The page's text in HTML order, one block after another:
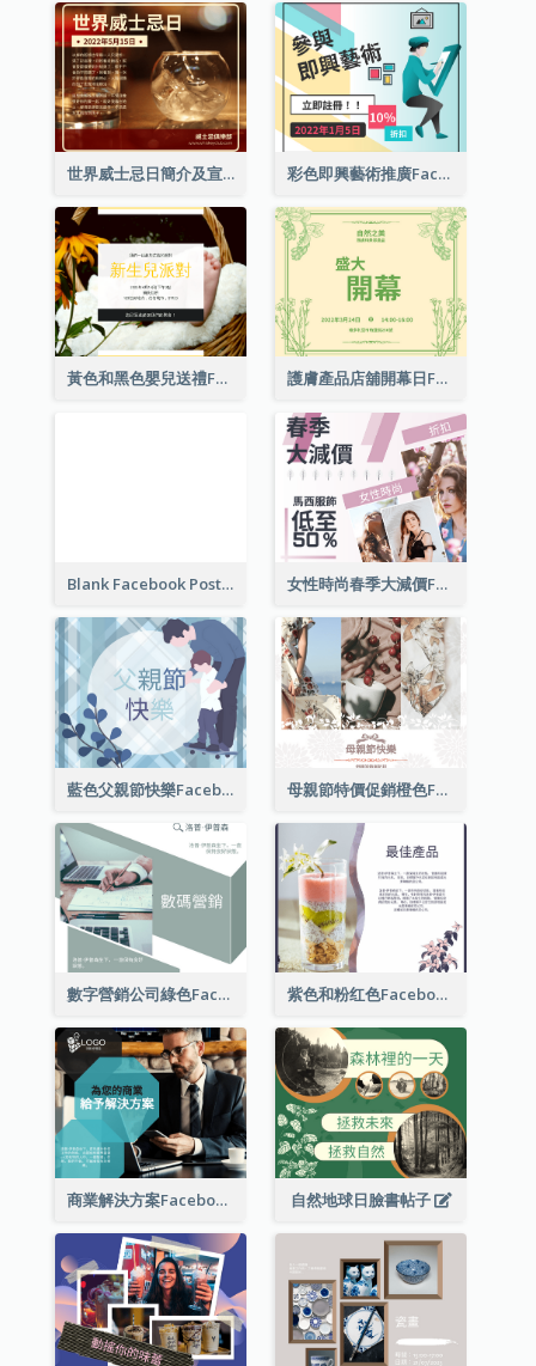
世界威士忌日簡介及宣傳用Facebook帖子 彩色即興藝術推廣Facebook帖子
黃色和黑色嬰兒送禮Facebook帖子 護膚產品店舖開幕日Facebook帖子
Blank Facebook Post 女性時尚春季大減價Facebook帖子
藍色父親節快樂Facebook帖子 母親節特價促銷橙色Facebook帖子
數字營銷公司綠色Facebook帖子 紫色和粉红色Facebook帖子
商業解決方案Facebook帖子 自然地球日臉書帖子